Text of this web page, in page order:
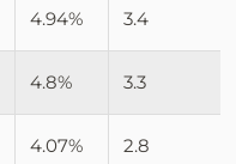
4.94% 3.4
4.8% 3.3
4.07% 2.8